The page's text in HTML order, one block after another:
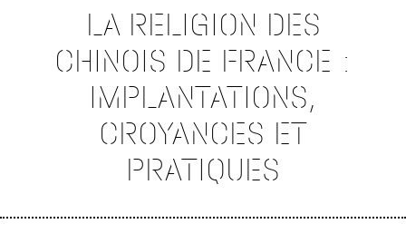
LA RELIGION DES
CHINOIS DE FRANCE :
IMPLANTATIONS,
CROYANCES ET
PRATIQUES